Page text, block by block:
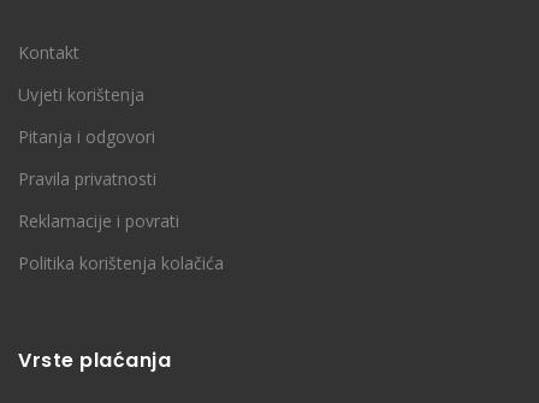
Kontakt
Uvjeti korištenja
Pitanja i odgovori
Pravila privatnosti
Reklamacije i povrati
Politika korištenja kolačića
Vrste plaćanja